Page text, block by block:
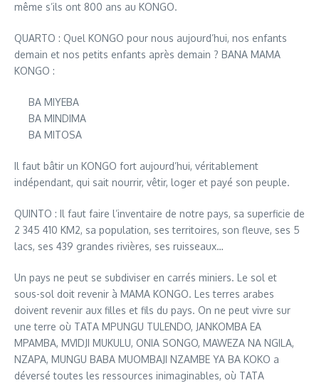
même s’ils ont 800 ans au KONGO.
QUARTO : Quel KONGO pour nous aujourd’hui, nos enfants
demain et nos petits enfants après demain ? BANA MAMA
KONGO :
BA MIYEBA
BA MINDIMA
BA MITOSA
Il faut bâtir un KONGO fort aujourd’hui, véritablement
indépendant, qui sait nourrir, vêtir, loger et payé son peuple.
QUINTO : Il faut faire l’inventaire de notre pays, sa superficie de
2 345 410 KM2, sa population, ses territoires, son fleuve, ses 5
lacs, ses 439 grandes rivières, ses ruisseaux…
Un pays ne peut se subdiviser en carrés miniers. Le sol et
sous-sol doit revenir à MAMA KONGO. Les terres arabes
doivent revenir aux filles et fils du pays. On ne peut vivre sur
une terre où TATA MPUNGU TULENDO, JANKOMBA EA
MPAMBA, MVIDJI MUKULU, ONIA SONGO, MAWEZA NA NGILA,
NZAPA, MUNGU BABA MUOMBAJI NZAMBE YA BA KOKO a
déversé toutes les ressources inimaginables, où TATA